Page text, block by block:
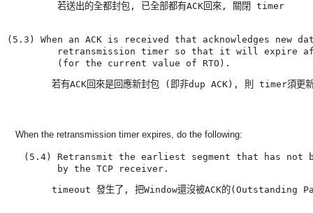
         若送出的全都封包, 已全部都有ACK回來, 關閉 timer
(5.3) When an ACK is received that acknowledges new
retransmission timer so that it will expire
若有ACK回來是回應新封包 (即非dup ACK), 則 timer須更
When the retransmission timer expires, do the following:
(5.4) Retransmit the earliest segment that has not
         by the TCP receiver.
timeout 發生了, 把Window還沒被ACK的(Outstanding